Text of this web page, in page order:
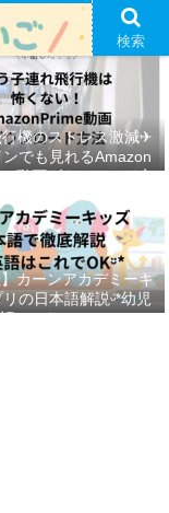
機のストレス激減✈︎
でも見れるAmazon
動画ダウンロード方
カーンアカデミーキ
の日本語解説ᵕ̈*幼児
はこれでOKᵕ̈*
検索